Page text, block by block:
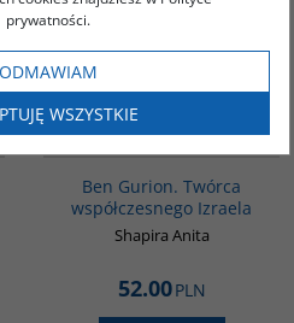
Ben Gurion. Twórca
współczesnego Izraela
Shapira Anita
52.00PLN
prywatności.
ODMAWIAM
WSZYSTKIE